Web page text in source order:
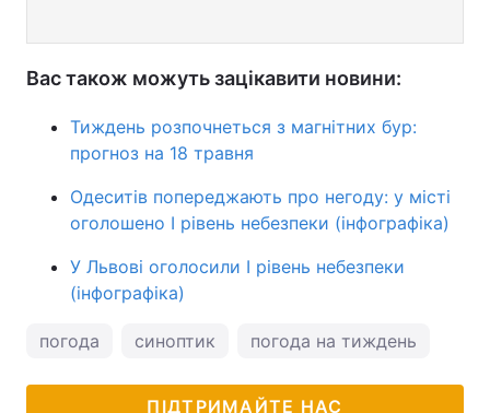
Вас також можуть зацікавити новини:
Тиждень розпочнеться з магнітних бур:
прогноз на 18 травня
Одеситів попереджають про негоду: у місті
оголошено І рівень небезпеки (інфографіка)
У Львові оголосили І рівень небезпеки
(інфографіка)
погода синоптик погода на тиждень
ПІДТРИМАЙТЕ НАС